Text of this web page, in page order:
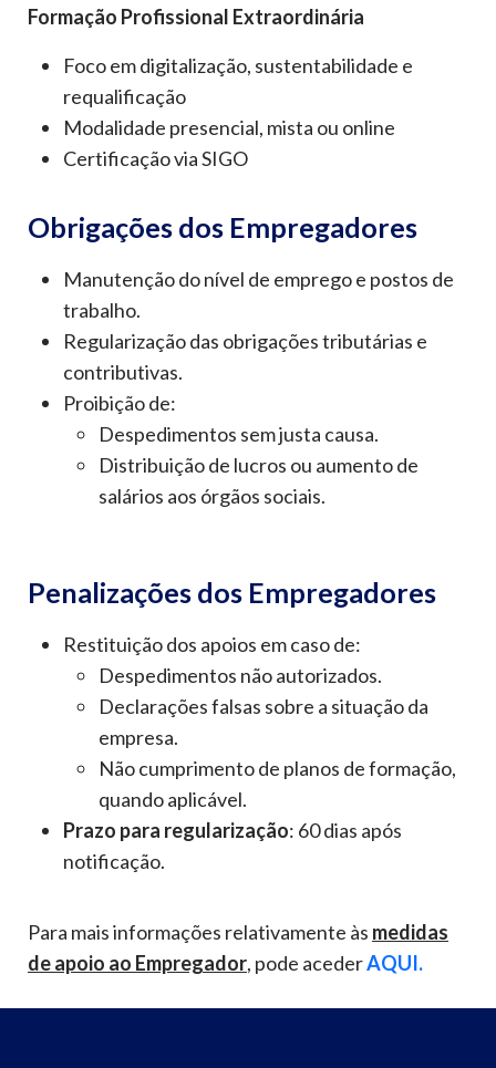
Formação Profissional Extraordinária
Foco em digitalização, sustentabilidade e
requalificação
Modalidade presencial, mista ou online
Certificação via SIGO
Obrigações dos Empregadores
Manutenção do nível de emprego e postos de
trabalho.
Regularização das obrigações tributárias e
contributivas.
Proibição de:
Despedimentos sem justa causa.
Distribuição de lucros ou aumento de
salários aos órgãos sociais.
Penalizações dos Empregadores
Restituição dos apoios em caso de:
Despedimentos não autorizados.
Declarações falsas sobre a situação da
empresa.
Não cumprimento de planos de formação,
quando aplicável.
Prazo para regularização: 60 dias após
notificação.
Para mais informações relativamente às medidas
de apoio ao Empregador, pode acederAQUI.